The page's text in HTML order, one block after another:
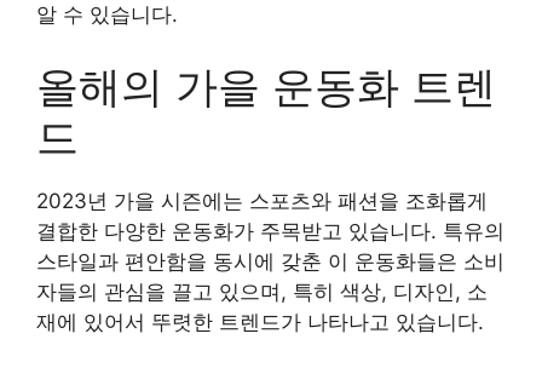
알 수 있습니다.
올해의 가을 운동화 트렌
드
2023년 가을 시즌에는 스포츠와 패션을 조화롭게
결합한 다양한 운동화가 주목받고 있습니다. 특유의
스타일과 편안함을 동시에 갖춘 이 운동화들은 소비
자들의 관심을 끌고 있으며, 특히 색상, 디자인, 소
재에 있어서 뚜렷한 트렌드가 나타나고 있습니다.